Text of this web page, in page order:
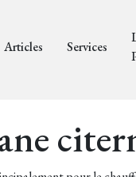
Articles Services